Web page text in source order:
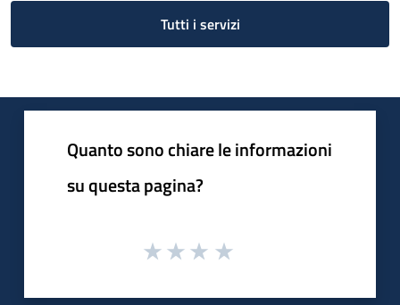
Tutti i servizi
Quanto sono chiare le informazioni
su questa pagina?